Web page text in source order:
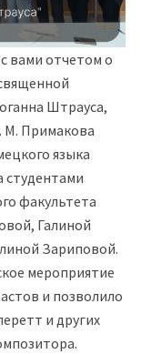
вами отчетом о
Штрауса,
М. Примакова
языка
студентами
факультета
Галиной
Зариповой.
мероприятие
и позволило
и других